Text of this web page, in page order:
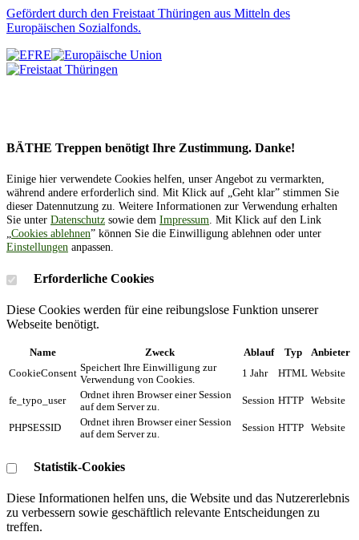
Gefördert durch den Freistaat Thüringen aus Mitteln des
Europäischen Sozialfonds.
BÄTHE Treppen benötigt Ihre Zustimmung. Danke!
Einige hier verwendete Cookies helfen, unser Angebot zu vermarkten,
während andere erforderlich sind. Mit Klick auf „Geht klar” stimmen Sie
dieser Datennutzung zu. Weitere Informationen zur Verwendung erhalten
Sie unter Datenschutz sowie dem Impressum. Mit Klick auf den Link
„Cookies ablehnen” können Sie die Einwilligung ablehnen oder unter
Einstellungen anpassen.
Erforderliche Cookies
Diese Cookies werden für eine reibungslose Funktion unserer
Webseite benötigt.
Name Zweck Ablauf Typ
Anbieter
CookieConsent Speichert Ihre Einwilligung zur
Verwendung von Cookies.
1 Jahr HTML Website
fe_typo_user
Ordnet ihren Browser einer Session
auf dem Server zu.
Session HTTP Website
PHPSESSID
Ordnet ihren Browser einer Session
auf dem Server zu.
Session HTTP Website
Statistik-Cookies
Diese Informationen helfen uns, die Website und das Nutzererlebnis
zu verbessern sowie geschäftlich relevante Entscheidungen zu
treffen.